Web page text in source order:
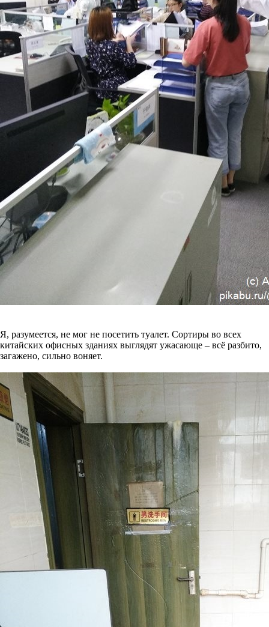
Я, разумеется, не мог не посетить туалет. Сортиры во всех
китайских офисных зданиях выглядят ужасающе – всё разбито,
загажено, сильно воняет.